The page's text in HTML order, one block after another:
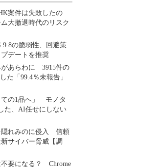
案件は失敗したの
大撤退時代のリスク
9.8の脆弱性、回避策
デートを推奨
があらわに 3915件の
た「99.4％未報告」
ての1品へ」 モノタ
た、AI任せにしない
隠れみのに侵入 信頼
サイバー脅威【調
要になる？ Chrome